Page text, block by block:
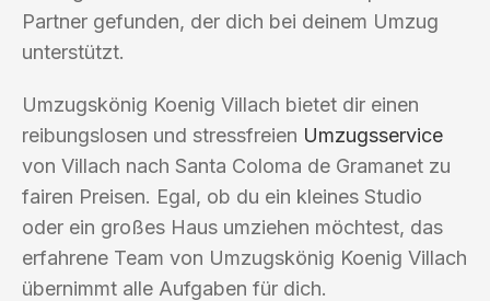
Partner gefunden, der dich bei deinem Umzug
unterstützt.
Umzugskönig Koenig Villach bietet dir einen
reibungslosen und stressfreien Umzugsservice
von Villach nach Santa Coloma de Gramanet zu
fairen Preisen. Egal, ob du ein kleines Studio
oder ein großes Haus umziehen möchtest, das
erfahrene Team von Umzugskönig Koenig Villach
übernimmt alle Aufgaben für dich.